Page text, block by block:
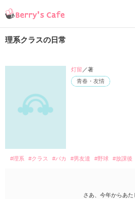
理系クラスの日常
青春・友情
灯留 ／著
#理系 #クラス #バカ #男友達 #野球 #放課後
さあ、今年からあた